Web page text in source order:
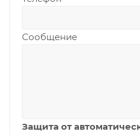
Сообщение
Защита от